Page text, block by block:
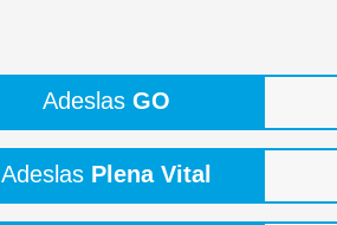
Adeslas GO
Adeslas Plena Vital